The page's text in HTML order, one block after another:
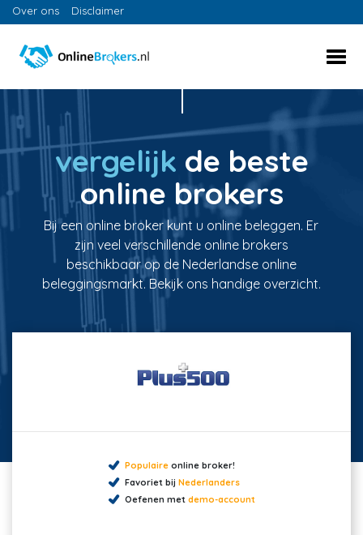
Over ons Disclaimer
vergelijk de beste
online brokers
Bij een online broker kunt u online beleggen. Er
zijn veel verschillende online brokers
beschikbaar op de Nederlandse online
beleggingsmarkt. Bekijk ons handige overzicht.
Populaireonline broker!
Favoriet bij Nederlanders
Oefenen met demo-account